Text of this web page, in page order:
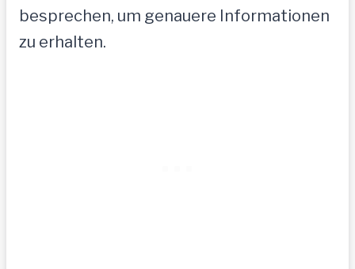
besprechen, um genauere Informationen
zu erhalten.